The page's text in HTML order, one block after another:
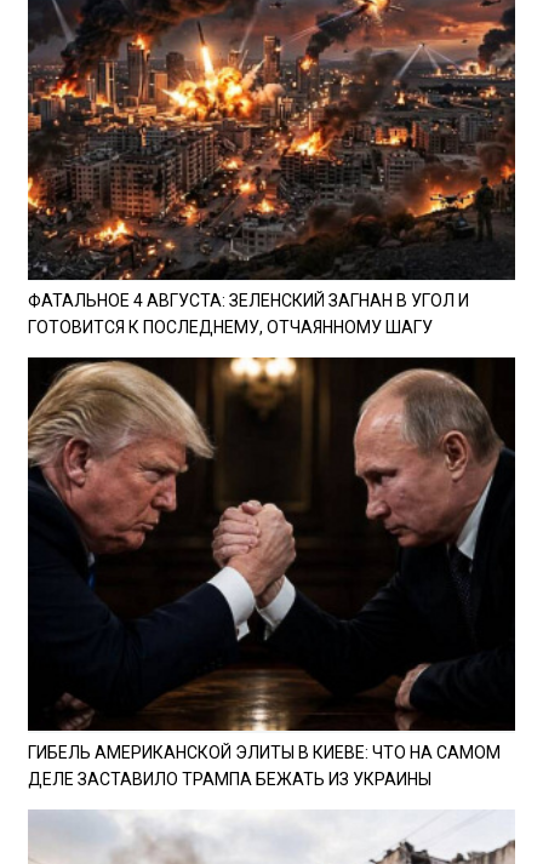
ФАТАЛЬНОЕ 4 АВГУСТА: ЗЕЛЕНСКИЙ ЗАГНАН В УГОЛ И
ГОТОВИТСЯ К ПОСЛЕДНЕМУ, ОТЧАЯННОМУ ШАГУ
ГИБЕЛЬ АМЕРИКАНСКОЙ ЭЛИТЫ В КИЕВЕ: ЧТО НА САМОМ
ДЕЛЕ ЗАСТАВИЛО ТРАМПА БЕЖАТЬ ИЗ УКРАИНЫ